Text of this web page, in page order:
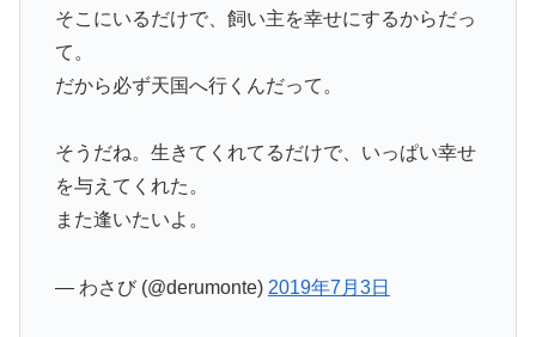
そこにいるだけで、飼い主を幸せにするからだっ
て。
だから必ず天国へ行くんだって。
そうだね。生きてくれてるだけで、いっぱい幸せ
を与えてくれた。
また逢いたいよ。
— わさび (@derumonte) 2019年7月3日